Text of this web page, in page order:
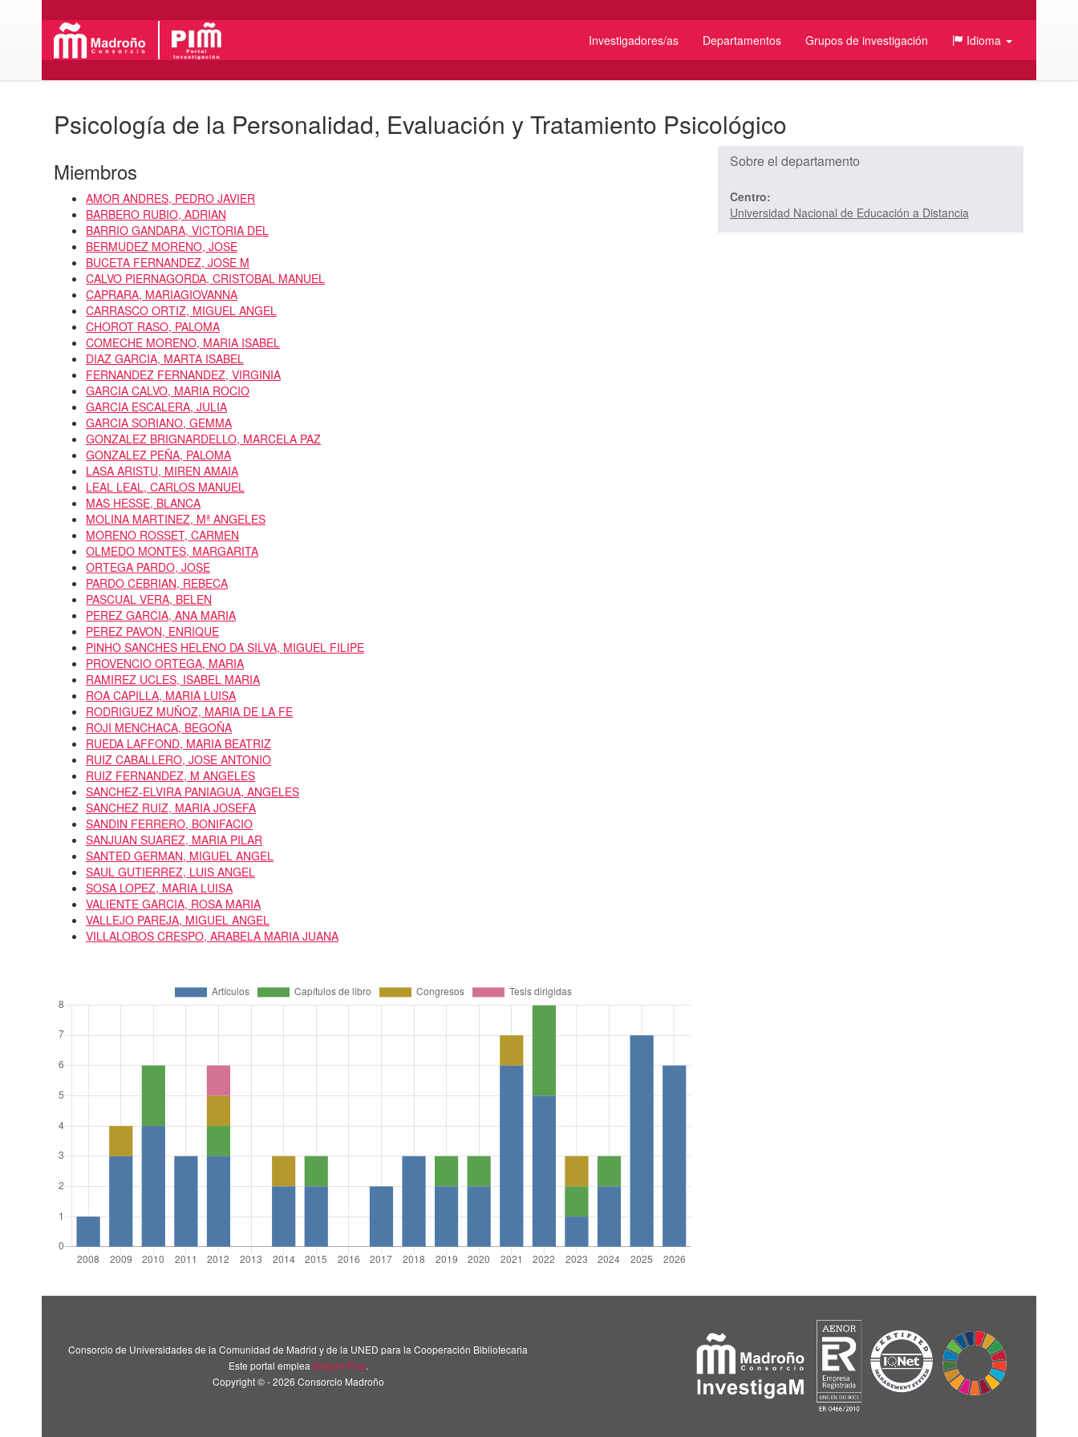
Investigadores/as Departamentos Grupos de investigación Idioma
Psicología de la Personalidad, Evaluación y Tratamiento Psicológico
Miembros
AMOR ANDRES, PEDRO JAVIER
BARBERO RUBIO, ADRIAN
BARRIO GANDARA, VICTORIA DEL
BERMUDEZ MORENO, JOSE
BUCETA FERNANDEZ, JOSE M
CALVO PIERNAGORDA, CRISTOBAL MANUEL
CAPRARA, MARIAGIOVANNA
CARRASCO ORTIZ, MIGUEL ANGEL
CHOROT RASO, PALOMA
COMECHE MORENO, MARIA ISABEL
DIAZ GARCIA, MARTA ISABEL
FERNANDEZ FERNANDEZ, VIRGINIA
GARCIA CALVO, MARIA ROCIO
GARCIA ESCALERA, JULIA
GARCIA SORIANO, GEMMA
GONZALEZ BRIGNARDELLO, MARCELA PAZ
GONZALEZ PEÑA, PALOMA
LASA ARISTU, MIREN AMAIA
LEAL LEAL, CARLOS MANUEL
MAS HESSE, BLANCA
MOLINA MARTINEZ, Mª ANGELES
MORENO ROSSET, CARMEN
OLMEDO MONTES, MARGARITA
ORTEGA PARDO, JOSE
PARDO CEBRIAN, REBECA
PASCUAL VERA, BELEN
PEREZ GARCIA, ANA MARIA
PEREZ PAVON, ENRIQUE
PINHO SANCHES HELENO DA SILVA, MIGUEL FILIPE
PROVENCIO ORTEGA, MARIA
RAMIREZ UCLES, ISABEL MARIA
ROA CAPILLA, MARIA LUISA
RODRIGUEZ MUÑOZ, MARIA DE LA FE
ROJI MENCHACA, BEGOÑA
RUEDA LAFFOND, MARIA BEATRIZ
RUIZ CABALLERO, JOSE ANTONIO
RUIZ FERNANDEZ, M ANGELES
SANCHEZ-ELVIRA PANIAGUA, ANGELES
SANCHEZ RUIZ, MARIA JOSEFA
SANDIN FERRERO, BONIFACIO
SANJUAN SUAREZ, MARIA PILAR
SANTED GERMAN, MIGUEL ANGEL
SAUL GUTIERREZ, LUIS ANGEL
SOSA LOPEZ, MARIA LUISA
VALIENTE GARCIA, ROSA MARIA
VALLEJO PAREJA, MIGUEL ANGEL
VILLALOBOS CRESPO, ARABELA MARIA JUANA
Sobre el departamento
Centro:
Universidad Nacional de Educación a Distancia
Consorcio de Universidades de la Comunidad de Madrid y de la UNED para la Cooperación Bibliotecaria
Este portal emplea Brújula Plus.
Copyright © - 2026 Consorcio Madroño